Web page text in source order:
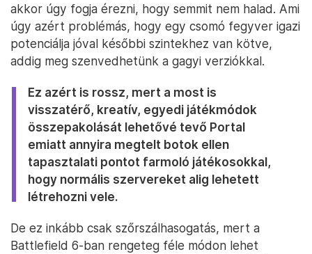
akkor úgy fogja érezni, hogy semmit nem halad. Ami
úgy azért problémás, hogy egy csomó fegyver igazi
potenciálja jóval későbbi szintekhez van kötve,
addig meg szenvedhetünk a gagyi verziókkal.
Ez azért is rossz, mert a most is
visszatérő, kreatív, egyedi játékmódok
összepakolását lehetővé tevő Portal
emiatt annyira megtelt botok ellen
tapasztalati pontot farmoló játékosokkal,
hogy normális szervereket alig lehetett
létrehozni vele.
De ez inkább csak szőrszálhasogatás, mert a
Battlefield 6-ban rengeteg féle módon lehet